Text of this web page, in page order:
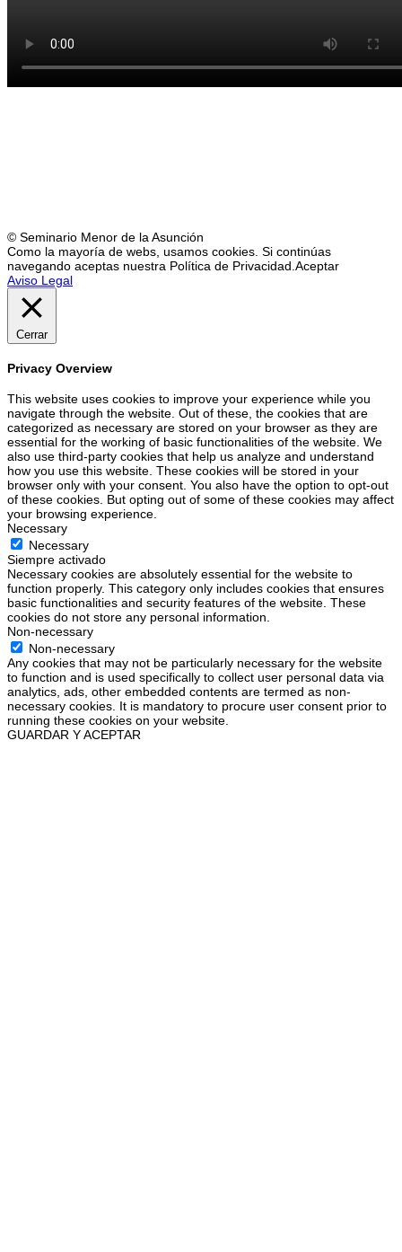
© Seminario Menor de la Asunción
Como la mayoría de webs, usamos cookies. Si continúas
navegando aceptas nuestra Política de Privacidad. Aceptar
Aviso Legal
Cerrar
Privacy Overview
This website uses cookies to improve your experience while you
navigate through the website. Out of these, the cookies that are
categorized as necessary are stored on your browser as they are
essential for the working of basic functionalities of the website. We
also use third-party cookies that help us analyze and understand
how you use this website. These cookies will be stored in your
browser only with your consent. You also have the option to opt-out
of these cookies. But opting out of some of these cookies may affect
your browsing experience.
Necessary
Necessary
Siempre activado
Necessary cookies are absolutely essential for the website to
function properly. This category only includes cookies that ensures
basic functionalities and security features of the website. These
cookies do not store any personal information.
Non-necessary
Non-necessary
Any cookies that may not be particularly necessary for the website
to function and is used specifically to collect user personal data via
analytics, ads, other embedded contents are termed as non-
necessary cookies. It is mandatory to procure user consent prior to
running these cookies on your website.
GUARDAR Y ACEPTAR